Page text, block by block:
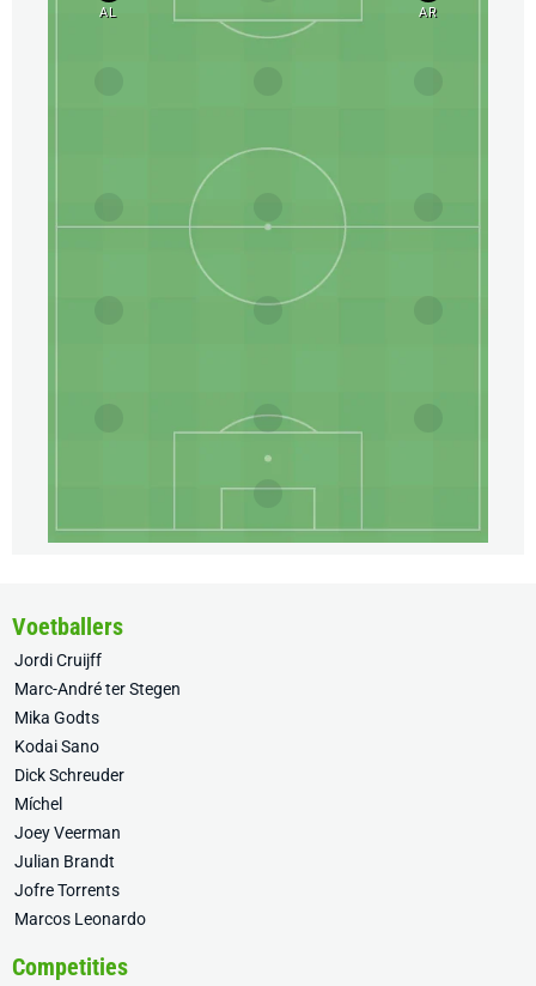
AL AR
Voetballers
Jordi Cruijff
Marc-André ter Stegen
Mika Godts
Kodai Sano
Dick Schreuder
Míchel
Joey Veerman
Julian Brandt
Jofre Torrents
Marcos Leonardo
Competities